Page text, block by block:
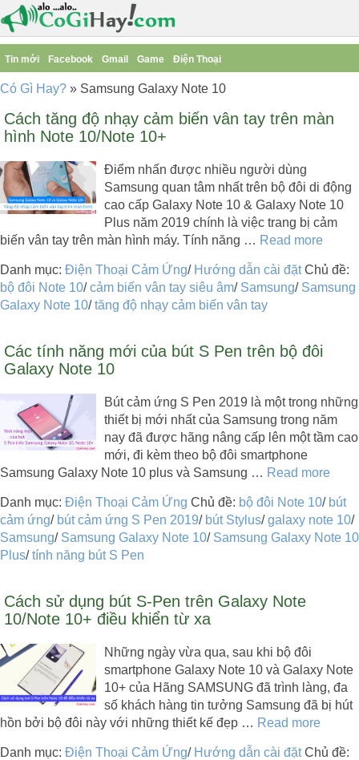
Tin mới Facebook Gmail Game Điện Thoại
Có Gì Hay? » Samsung Galaxy Note 10
Cách tăng độ nhạy cảm biến vân tay trên màn
hình Note 10/Note 10+
Điểm nhấn được nhiều người dùng
Samsung quan tâm nhất trên bộ đôi di động
cao cấp Galaxy Note 10 & Galaxy Note 10
Plus năm 2019 chính là việc trang bị cảm
biến vân tay trên màn hình máy. Tính năng … Read more
Danh mục: Điện Thoại Cảm Ứng/ Hướng dẫn cài đặt Chủ đề:
bộ đôi Note 10/cảm biến vân tay siêu âm/ Samsung/ Samsung
Galaxy Note 10/tăng độ nhạy cảm biến vân tay
Các tính năng mới của bút S Pen trên bộ đôi
Galaxy Note 10
Bút cảm ứng S Pen 2019 là một trong những
thiết bị mới nhất của Samsung trong năm
nay đã được hãng nâng cấp lên một tầm cao
mới, đi kèm theo bộ đôi smartphone
Samsung Galaxy Note 10 plus và Samsung … Read more
Danh mục: Điện Thoại Cảm Ứng Chủ đề: bộ đôi Note 10/ bút
cảm ứng/ bút cảm ứng S Pen 2019/ bút Stylus/galaxy note 10/
Samsung/ Samsung Galaxy Note 10/ Samsung Galaxy Note 10
Plus/tính năng bút S Pen
Cách sử dụng bút S-Pen trên Galaxy Note
10/Note 10+ điều khiển từ xa
Những ngày vừa qua, sau khi bộ đôi
smartphone Galaxy Note 10 và Galaxy Note
10+ của Hãng SAMSUNG đã trình làng, đa
số khách hàng tin tưởng Samsung đã bị hút
hồn bởi bộ đôi này với những thiết kế đẹp … Read more
Danh mục: Điện Thoại Cảm Ứng/ Hướng dẫn cài đặt Chủ đề: